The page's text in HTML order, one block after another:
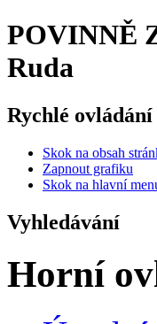
POVINNĚ
Ruda
Rychlé ovládání
Skok na obsah
Zapnout grafiku
Skok na hlavní
Vyhledávání
Horní